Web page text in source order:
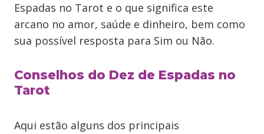
Espadas no Tarot e o que significa este
arcano no amor, saúde e dinheiro, bem como
sua possível resposta para Sim ou Não.
Conselhos do Dez de Espadas no
Tarot
Aqui estão alguns dos principais